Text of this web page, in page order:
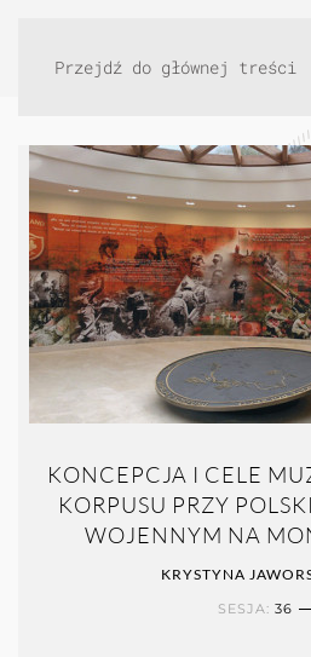
Przejdź do głównej treści
KONCEPCJA I CELE
KORPUSU PRZY
WOJENNYM NA
KRYSTYNA
SESJA: 36